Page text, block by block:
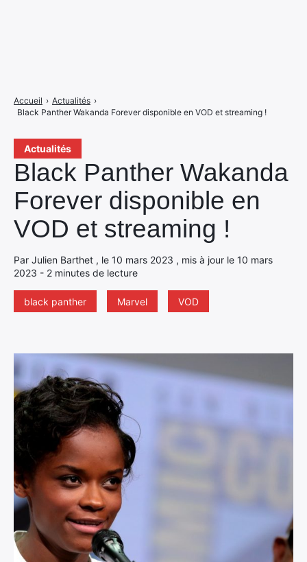
Actualités
Black Panther Wakanda
Forever disponible en
VOD et streaming !
Par Julien Barthet , le 10 mars 2023 , mis à jour le 10 mars
2023 - 2 minutes de lecture
black panther Marvel VOD
Accueil › Actualités ›
Black Panther Wakanda Forever disponible en VOD et streaming !